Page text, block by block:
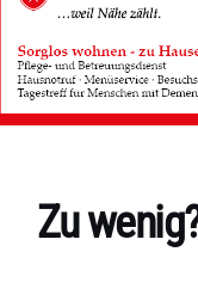
Kategorien
Zu